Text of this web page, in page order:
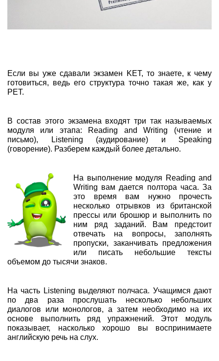
Если вы уже сдавали экзамен KET, то знаете, к чему
готовиться, ведь его структура точно такая же, как у
PET.
В состав этого экзамена входят три так называемых
модуля или этапа: Reading and Writing (чтение и
письмо), Listening (аудирование) и Speaking
(говорение). Разберем каждый более детально.
На выполнение модуля Reading and
Writing вам дается полтора часа. За
это время вам нужно прочесть
несколько отрывков из британской
прессы или брошюр и выполнить по
ним ряд заданий. Вам предстоит
отвечать на вопросы, заполнять
пропуски, заканчивать предложения
или писать небольшие тексты
объемом до тысячи знаков.
На часть Listening выделяют полчаса. Учащимся дают
по два раза прослушать несколько небольших
диалогов или монологов, а затем необходимо на их
основе выполнить ряд упражнений. Этот модуль
показывает, насколько хорошо вы воспринимаете
английскую речь на слух.